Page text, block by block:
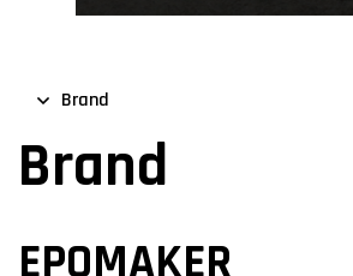
Brand
Brand
EPOMAKER